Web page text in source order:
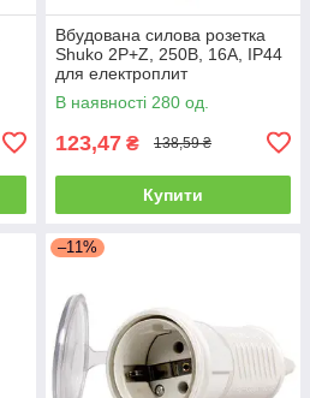
Вбудована силова розетка
Shuko 2P+Z, 250В, 16А, IP44
для електроплит
В наявності 280 од.
123,47 ₴ 138,59 ₴
Купити
–11%